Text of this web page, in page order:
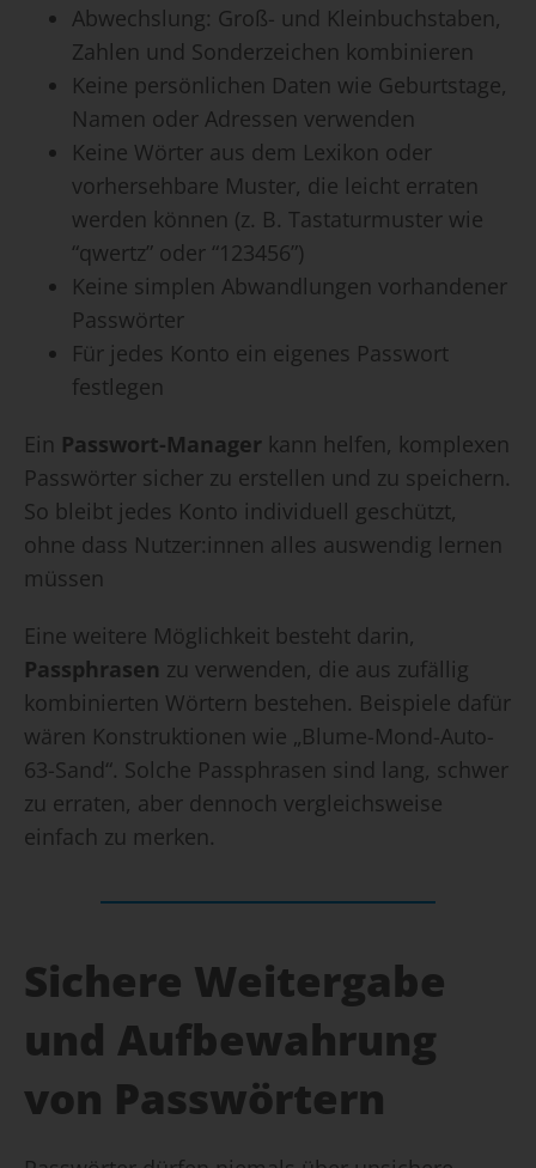
Abwechslung: Groß- und Kleinbuchstaben,
Zahlen und Sonderzeichen kombinieren
Keine persönlichen Daten wie Geburtstage,
Namen oder Adressen verwenden
Keine Wörter aus dem Lexikon oder
vorhersehbare Muster, die leicht erraten
werden können (z. B. Tastaturmuster wie
“qwertz” oder “123456”)
Keine simplen Abwandlungen vorhandener
Passwörter
Für jedes Konto ein eigenes Passwort
festlegen
Ein Passwort-Manager kann helfen, komplexen
Passwörter sicher zu erstellen und zu speichern.
So bleibt jedes Konto individuell geschützt,
ohne dass Nutzer:innen alles auswendig lernen
müssen
Eine weitere Möglichkeit besteht darin,
Passphrasen zu verwenden, die aus zufällig
kombinierten Wörtern bestehen. Beispiele dafür
wären Konstruktionen wie „Blume-Mond-Auto-
63-Sand“. Solche Passphrasen sind lang, schwer
zu erraten, aber dennoch vergleichsweise
einfach zu merken.
Sichere Weitergabe
und Aufbewahrung
von Passwörtern